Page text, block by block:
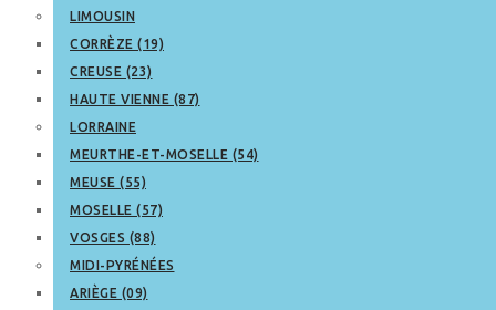
LIMOUSIN
CORRÈZE (19)
CREUSE (23)
HAUTE VIENNE (87)
LORRAINE
MEURTHE-ET-MOSELLE (54)
MEUSE (55)
MOSELLE (57)
VOSGES (88)
MIDI-PYRÉNÉES
ARIÈGE (09)